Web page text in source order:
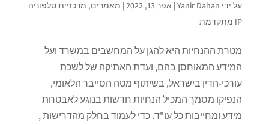
על ידי Yanir Dahan
| אפר 13, 2022 | מאמרים, מרכזיית טלפוניה
IP מתקדמת
מטרת ההנחיות היא להגן על המחשבים במשרד ועל
המידע המאוחסן בהם, ועדת האתיקה של לשכת
עורכי-הדין בישראל, בשיתוף מטה הסייבר הלאומי,
הנפיקו מסמך המכיל הנחיות חדשות בנוגע לאבטחת
מידע ומחייבות כל עו"ד. כדי לעמוד בחלק מהדרישות ,